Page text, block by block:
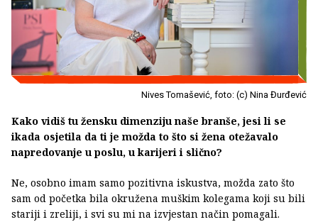
Nives Tomašević, foto: (c) Nina Đurđević
Kako vidiš tu žensku dimenziju naše branše, jesi li se
ikada osjetila da ti je možda to što si žena otežavalo
napredovanje u poslu, u karijeri i slično?
Ne, osobno imam samo pozitivna iskustva, možda zato što
sam od početka bila okružena muškim kolegama koji su bili
stariji i zreliji, i svi su mi na izvjestan način pomagali.